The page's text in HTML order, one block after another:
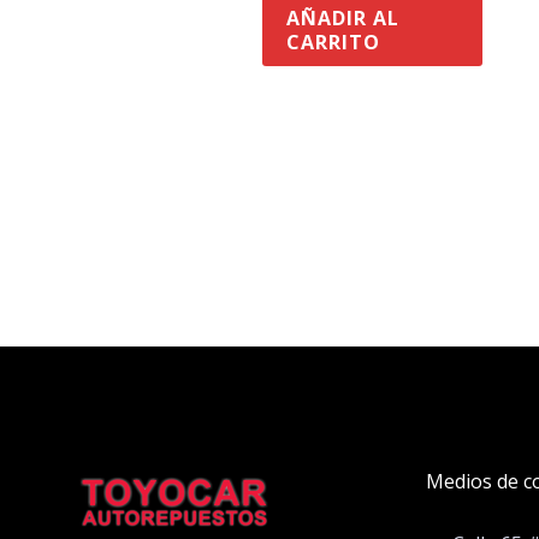
AÑADIR AL
CARRITO
Medios de